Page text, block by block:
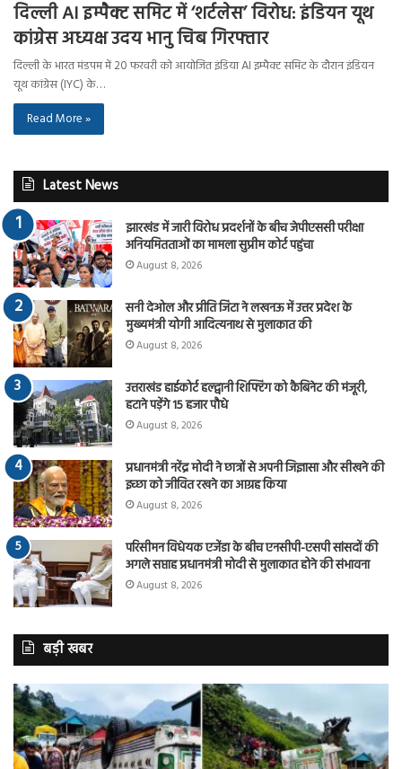
दिल्ली AI इम्पैक्ट समिट में ‘शर्टलेस’ विरोध: इंडियन यूथ
कांग्रेस अध्यक्ष उदय भानु चिब गिरफ्तार
दिल्ली के भारत मंडपम में 20 फरवरी को आयोजित इंडिया AI इम्पैक्ट समिट के दौरान इंडियन
यूथ कांग्रेस (IYC) के…
Read More »
Latest News
झारखंड में जारी विरोध प्रदर्शनों के बीच जेपीएससी परीक्षा
अनियमितताओं का मामला सुप्रीम कोर्ट पहुंचा
August 8, 2026
सनी देओल और प्रीति जिंटा ने लखनऊ में उत्तर प्रदेश के
मुख्यमंत्री योगी आदित्यनाथ से मुलाकात की
August 8, 2026
उत्तराखंड हाईकोर्ट हल्द्वानी शिफ्टिंग को कैबिनेट की मंजूरी,
हटाने पड़ेंगे 15 हजार पौधे
August 8, 2026
प्रधानमंत्री नरेंद्र मोदी ने छात्रों से अपनी जिज्ञासा और सीखने की
इच्छा को जीवित रखने का आग्रह किया
August 8, 2026
परिसीमन विधेयक एजेंडा के बीच एनसीपी-एसपी सांसदों की
अगले सप्ताह प्रधानमंत्री मोदी से मुलाकात होने की संभावना
August 8, 2026
बड़ी खबर